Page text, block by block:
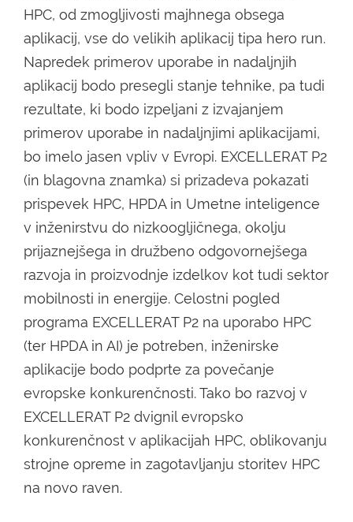
HPC, od zmogljivosti majhnega obsega
aplikacij, vse do velikih aplikacij tipa hero run.
Napredek primerov uporabe in nadaljnjih
aplikacij bodo presegli stanje tehnike, pa tudi
rezultate, ki bodo izpeljani z izvajanjem
primerov uporabe in nadaljnjimi aplikacijami,
bo imelo jasen vpliv v Evropi. EXCELLERAT P2
(in blagovna znamka) si prizadeva pokazati
prispevek HPC, HPDA in Umetne inteligence
v inženirstvu do nizkoogljičnega, okolju
prijaznejšega in družbeno odgovornejšega
razvoja in proizvodnje izdelkov kot tudi sektor
mobilnosti in energije. Celostni pogled
programa EXCELLERAT P2 na uporabo HPC
(ter HPDA in AI) je potreben, inženirske
aplikacije bodo podprte za povečanje
evropske konkurenčnosti. Tako bo razvoj v
EXCELLERAT P2 dvignil evropsko
konkurenčnost v aplikacijah HPC, oblikovanju
strojne opreme in zagotavljanju storitev HPC
na novo raven.